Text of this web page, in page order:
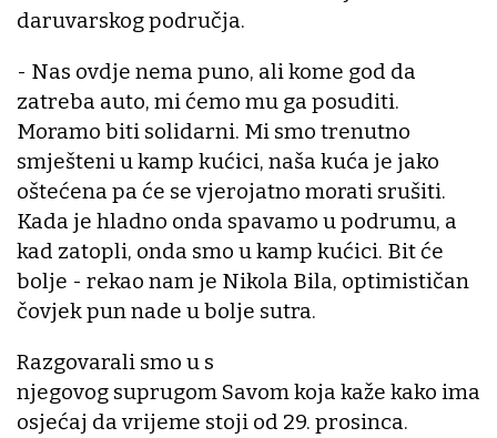
daruvarskog područja.
- Nas ovdje nema puno, ali kome god da
zatreba auto, mi ćemo mu ga posuditi.
Moramo biti solidarni. Mi smo trenutno
smješteni u kamp kućici, naša kuća je jako
oštećena pa će se vjerojatno morati srušiti.
Kada je hladno onda spavamo u podrumu, a
kad zatopli, onda smo u kamp kućici. Bit će
bolje - rekao nam je Nikola Bila, optimističan
čovjek pun nade u bolje sutra.
Razgovarali smo u s
njegovog suprugom Savom koja kaže kako ima
osjećaj da vrijeme stoji od 29. prosinca.